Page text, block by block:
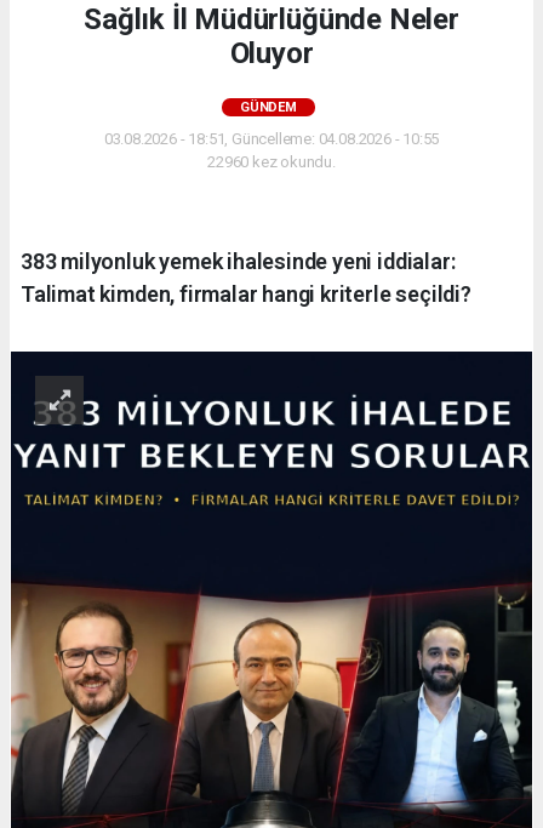
Sağlık İl Müdürlüğünde Neler
Oluyor
GÜNDEM
03.08.2026 - 18:51, Güncelleme: 04.08.2026 - 10:55
22960 kez okundu.
383 milyonluk yemek ihalesinde yeni iddialar:
Talimat kimden, firmalar hangi kriterle seçildi?